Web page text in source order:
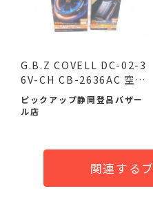
G.B.Z COVELL DC-02-3
6V-CH CB-2636AC 空調
作業服...
ピックアップ静岡登呂バザー
ル店
関連する